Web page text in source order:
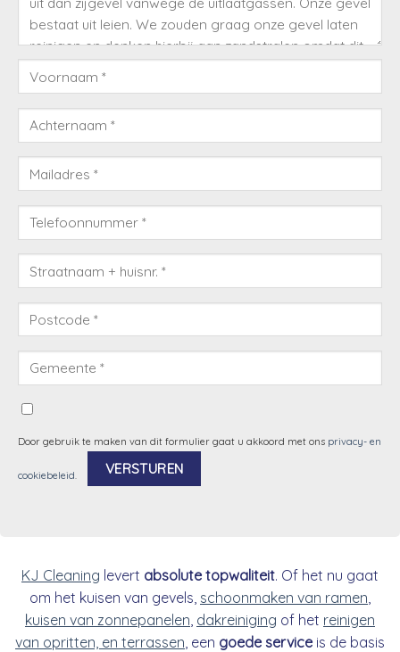
Door gebruik te maken van dit formulier gaat u akkoord met ons privacy- en
cookiebeleid.
KJ Cleaning levert absolute topwaliteit. Of het nu gaat
om het kuisen van gevels, schoonmaken van ramen
kuisen van zonnepanelen dakreiniging of het reinigen
van opritten, en terrassen , een goede serviceis de basis